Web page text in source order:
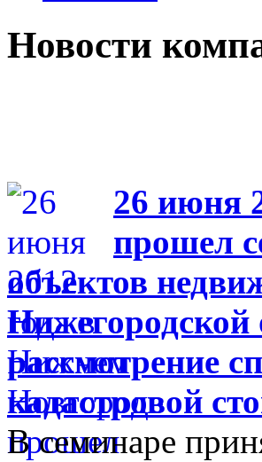
Новости
26 июня
прошел
объектов
Нижегородской
рассмотрение
кадастровой
В семинаре